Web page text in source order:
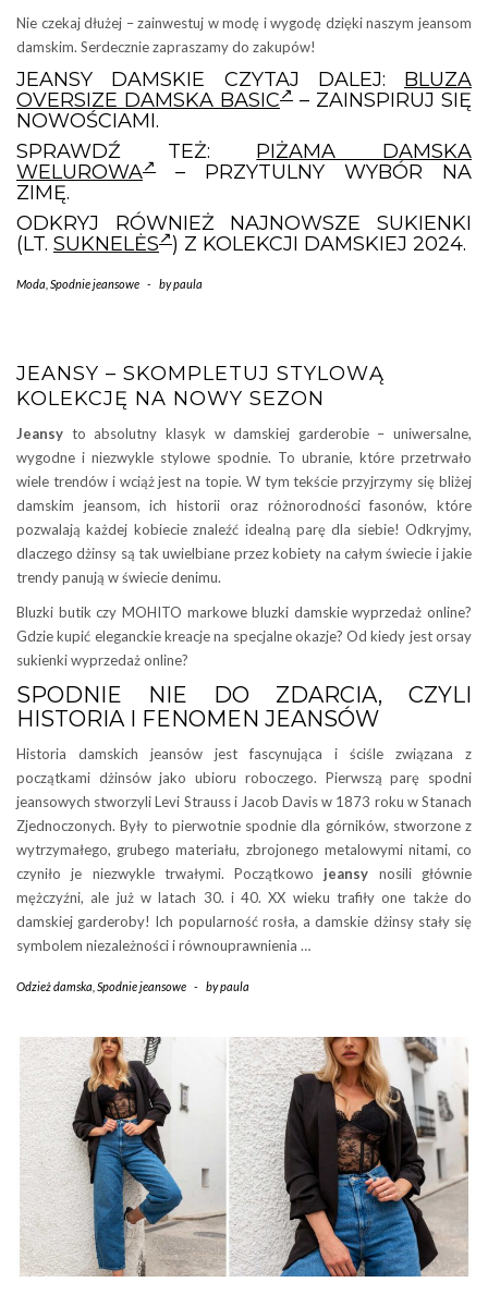
Nie czekaj dłużej – zainwestuj w modę i wygodę dzięki naszym jeansom
damskim. Serdecznie zapraszamy do zakupów!
JEANSY DAMSKIE CZYTAJ DALEJ: BLUZA
OVERSIZE DAMSKA BASIC
– ZAINSPIRUJ SIĘ
NOWOŚCIAMI.
SPRAWDŹ TEŻ: PIŻAMA DAMSKA
WELUROWA
– PRZYTULNY WYBÓR NA
ZIMĘ.
ODKRYJ RÓWNIEŻ NAJNOWSZE SUKIENKI
(LT. SUKNELĖS ) Z KOLEKCJI DAMSKIEJ 2024.
Moda Spodnie jeansowe - bypaula
JEANSY – SKOMPLETUJ STYLOWĄ
KOLEKCJĘ NA NOWY SEZON
Jeansy to absolutny klasyk w damskiej garderobie – uniwersalne,
wygodne i niezwykle stylowe spodnie. To ubranie, które przetrwało
wiele trendów i wciąż jest na topie. W tym tekście przyjrzymy się bliżej
damskim jeansom, ich historii oraz różnorodności fasonów, które
pozwalają każdej kobiecie znaleźć idealną parę dla siebie! Odkryjmy,
dlaczego dżinsy są tak uwielbiane przez kobiety na całym świecie i jakie
trendy panują w świecie denimu.
Bluzki butik czy MOHITO markowe bluzki damskie wyprzedaż online?
Gdzie kupić eleganckie kreacje na specjalne okazje? Od kiedy jest orsay
sukienki wyprzedaż online?
SPODNIE NIE DO ZDARCIA, CZYLI
HISTORIA I FENOMEN JEANSÓW
Historia damskich jeansów jest fascynująca i ściśle związana z
początkami dżinsów jako ubioru roboczego. Pierwszą parę spodni
jeansowych stworzyli Levi Strauss i Jacob Davis w 1873 roku w Stanach
Zjednoczonych. Były to pierwotnie spodnie dla górników, stworzone z
wytrzymałego, grubego materiału, zbrojonego metalowymi nitami, co
czyniło je niezwykle trwałymi. Początkowo jeansy nosili głównie
mężczyźni, ale już w latach 30. i 40. XX wieku trafiły one także do
damskiej garderoby! Ich popularność rosła, a damskie dżinsy stały się
symbolem niezależności i równouprawnienia …
Odzież damska Spodnie jeansowe - bypaula